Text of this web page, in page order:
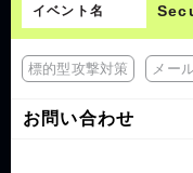
イベント名
標的型攻撃対策 メー
お問い合わせ